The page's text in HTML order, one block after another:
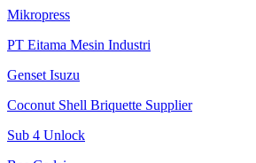
Mikropress
PT Eitama Mesin Industri
Genset Isuzu
Coconut Shell Briquette Supplier
Sub 4 Unlock